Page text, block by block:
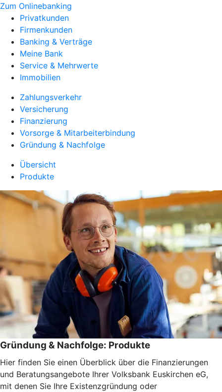
Zum Onlinebanking
Privatkunden
Firmenkunden
Banking & Verträge
Meine Bank
Service & Mehrwerte
Immobilien
Zahlungsverkehr
Versicherung
Finanzierung
Vorsorge & Mitarbeiterbindung
Gründung & Nachfolge
Übersicht
Produkte
Gründung & Nachfolge: Produkte
Hier finden Sie einen Überblick über die Finanzierungen
und Beratungsangebote Ihrer Volksbank Euskirchen eG,
mit denen Sie Ihre Existenzgründung oder